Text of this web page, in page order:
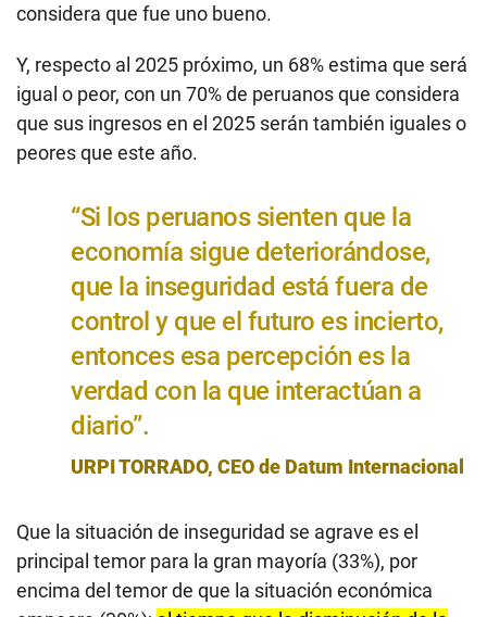
considera que fue uno bueno.
Y, respecto al 2025 próximo, un 68% estima que será
igual o peor, con un 70% de peruanos que considera
que sus ingresos en el 2025 serán también iguales o
peores que este año.
“Si los peruanos sienten que la
economía sigue deteriorándose,
que la inseguridad está fuera de
control y que el futuro es incierto,
entonces esa percepción es la
verdad con la que interactúan a
diario”.
URPI TORRADO, CEO de Datum Internacional
Que la situación de inseguridad se agrave es el
principal temor para la gran mayoría (33%), por
encima del temor de que la situación económica